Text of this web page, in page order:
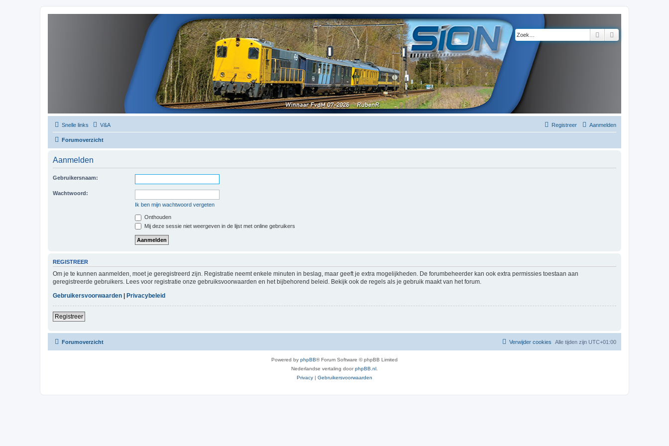
Zoek
Snelle links V&A Aanmelden
Registreer
Forumoverzicht
Aanmelden
Gebruikersnaam:
Wachtwoord:
Ik ben mijn wachtwoord vergeten
Onthouden
Mij deze sessie niet weergeven in de lijst met online gebruikers
REGISTREER
Om je te kunnen aanmelden, moet je geregistreerd zijn. Registratie neemt enkele minuten in beslag, maar geeft je extra mogelijkheden. De forumbeheerder kan ook extra permissies toestaan aan
geregistreerde gebruikers. Lees voor registratie onze gebruiksvoorwaarden en het bijbehorend beleid. Bekijk ook de regels als je gebruik maakt van het forum.
Gebruikersvoorwaarden | Privacybeleid
Registreer
Forumoverzicht Alle tijden zijn UTC+01:00
Verwijder cookies
Powered by phpBB® Forum Software © phpBB Limited
Nederlandse vertaling doorphpBB.nl
Privacy | Gebruikersvoorwaarden